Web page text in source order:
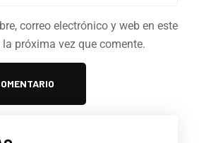
correo electrónico y web en este
próxima vez que comente.